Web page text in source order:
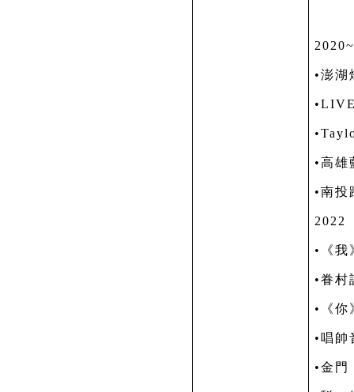
•澎湖
•
•
•高雄
•南投
2022
•《我
•眷村
•《你
•唱帥
•金